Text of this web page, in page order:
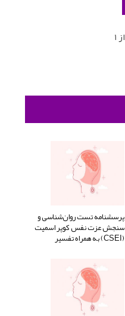
پرسشنامه تست روان‌شناسی و
سنجش عزت نفس کوپر اسمیت
(CSEI) به همراه تفسیر